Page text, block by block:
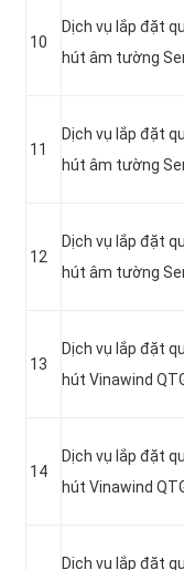
10
Dịch vụ lắp đặt
hút âm tường
11
Dịch vụ lắp đặt
hút âm tường
12
Dịch vụ lắp đặt
hút âm tường
13
Dịch vụ lắp đặt
hút Vinawind
14
Dịch vụ lắp đặt
hút Vinawind
Dịch vụ lắp đặt